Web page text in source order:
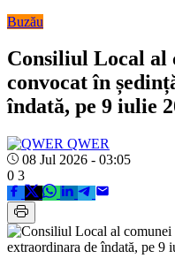
Buzău
Consiliul Local al
convocat în
îndată, pe 9 iulie
QWER
08 Jul 2026 - 03:05
0 3